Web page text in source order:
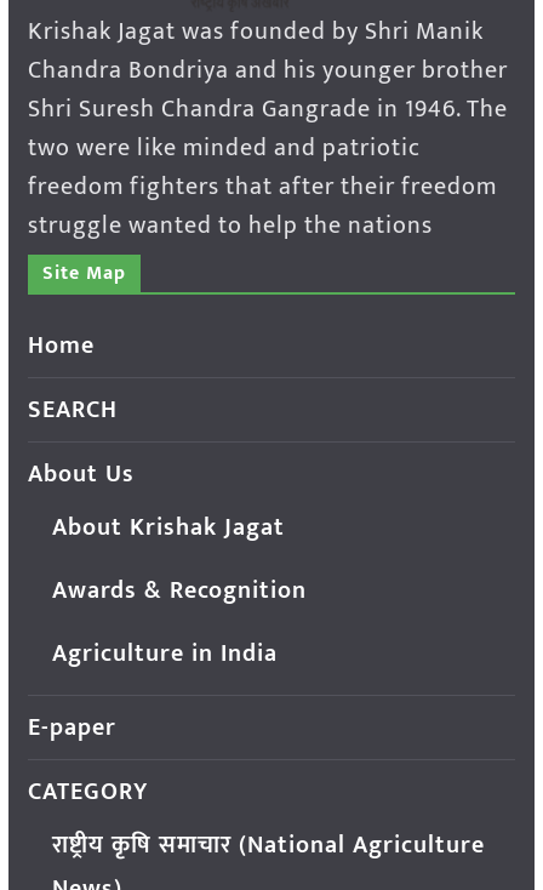
Krishak Jagat was founded by Shri Manik
Chandra Bondriya and his younger brother
Shri Suresh Chandra Gangrade in 1946. The
two were like minded and patriotic
freedom fighters that after their freedom
struggle wanted to help the nations
Site Map
Home
SEARCH
About Us
About Krishak Jagat
Awards & Recognition
Agriculture in India
E-paper
CATEGORY
राष्ट्रीय कृषि समाचार (National Agriculture